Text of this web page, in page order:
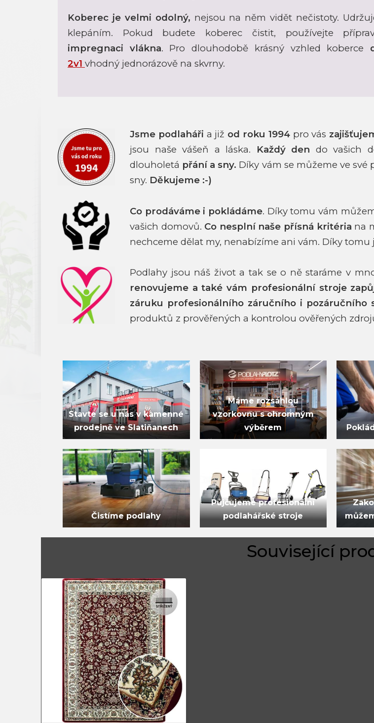
Koberec je velmi odolný, nejsou na něm vidět nečistoty.
klepáním. Pokud budete koberec čistit, používejte
impregnaci vlákna. Pro dlouhodobě krásný vzhled koberce
2v1 vhodný jednorázově na skvrny.
Jsme podlaháři a již od roku 1994pro vás
jsou naše vášeň a láska.
Každý den do vašich
dlouholetá přání a sny. Díky vám se můžeme ve své
sny. Děkujeme :-)
Co prodáváme i pokládáme. Díky tomu vám
vašich domovů. Co nesplní naše přísná kritéria na
nechceme dělat my, nenabízíme ani vám. Díky tomu
Podlahy jsou náš život a tak se o ně staráme v
renovujeme a také vám profesionální stroje
záruku profesionálního záručního i pozáručního
produktů z prověřených a kontrolou ověřených
Stavte se u nás v kamenné
prodejně ve Slatiňanech
Máme rozsáhlou
vzorkovnu s ohromným
výběrem
Čistíme podlahy
Půjčujeme profesionální
podlahářské stroje